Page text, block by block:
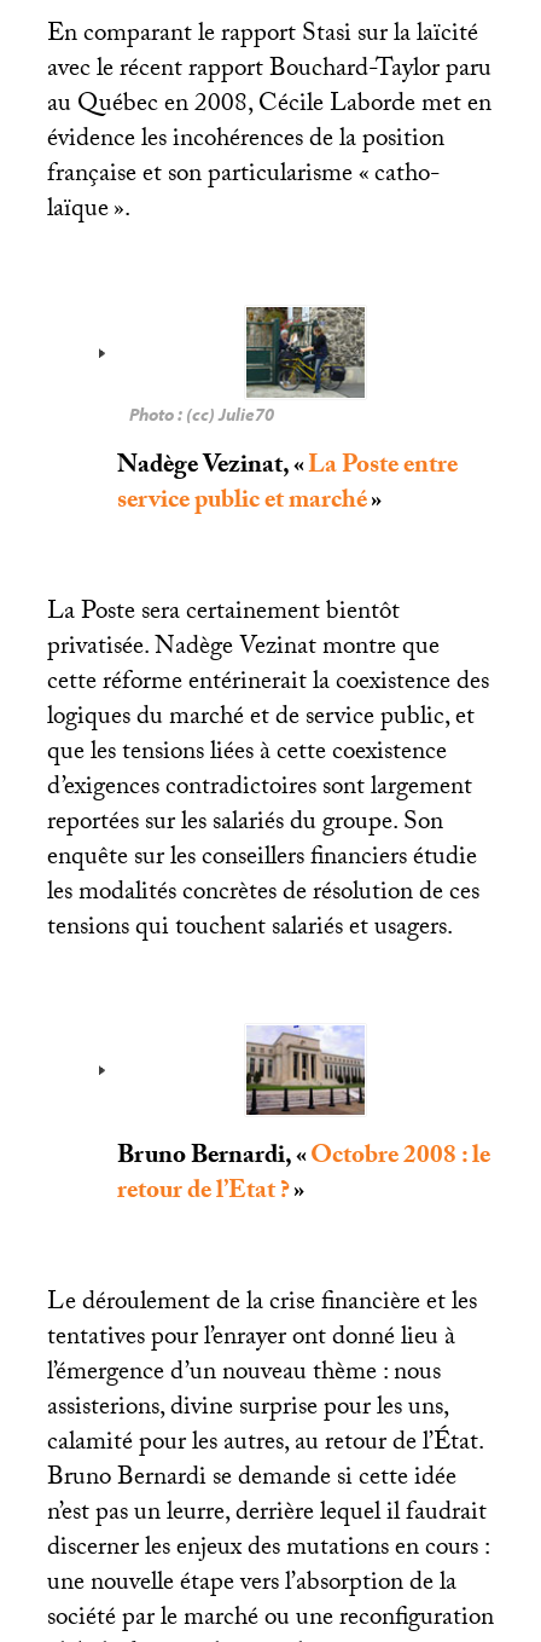
En comparant le rapport Stasi sur la laïcité
avec le récent rapport Bouchard-Taylor paru
au Québec en 2008, Cécile Laborde met en
évidence les incohérences de la position
française et son particularisme «catho-
laïque».
Photo : (cc) Julie70
Nadège Vezinat, «La Poste entre
service public et marché»
La Poste sera certainement bientôt
privatisée. Nadège Vezinat montre que
cette réforme entérinerait la coexistence des
logiques du marché et de service public, et
que les tensions liées à cette coexistence
d’exigences contradictoires sont largement
reportées sur les salariés du groupe. Son
enquête sur les conseillers financiers étudie
les modalités concrètes de résolution de ces
tensions qui touchent salariés et usagers.
Bruno Bernardi, «Octobre 2008 : le
retour de l’Etat?»
Le déroulement de la crise financière et les
tentatives pour l’enrayer ont donné lieu à
l’émergence d’un nouveau thème : nous
assisterions, divine surprise pour les uns,
calamité pour les autres, au retour de l’État.
Bruno Bernardi se demande si cette idée
n’est pas un leurre, derrière lequel il faudrait
discerner les enjeux des mutations en cours :
une nouvelle étape vers l’absorption de la
société par le marché ou une reconfiguration